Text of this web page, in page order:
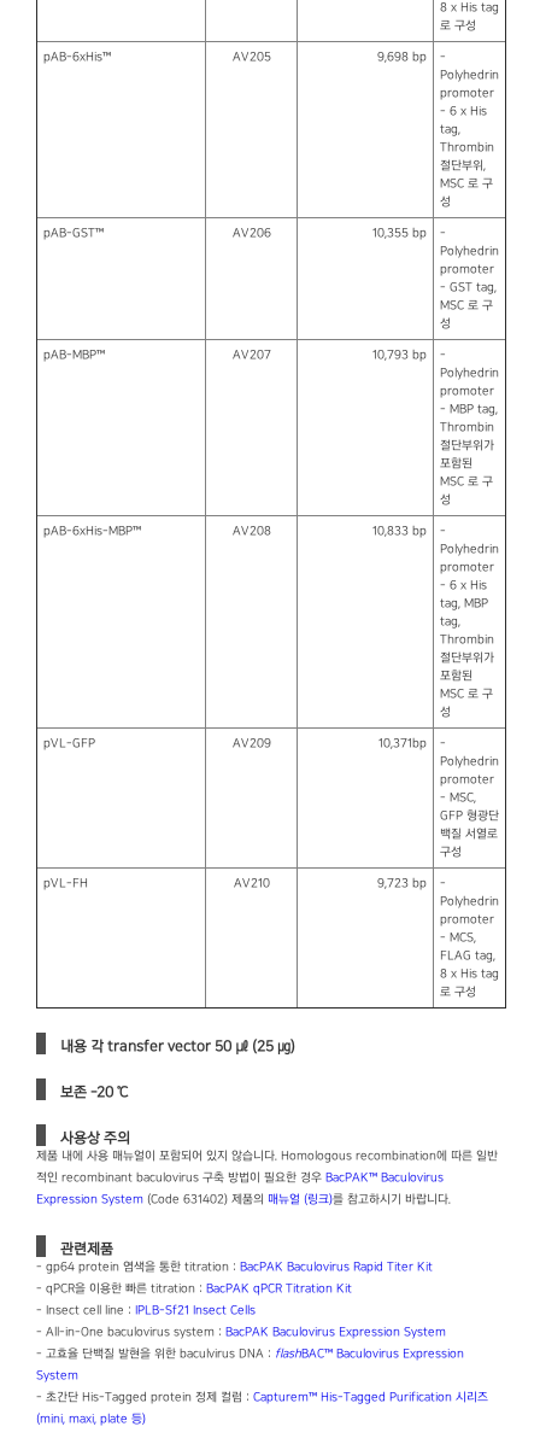
8 x His tag
로 구성
pAB-6xHis™ AV205 9,698 bp
-
Polyhedrin
promoter
- 6 x His
tag,
Thrombin
절단부위,
MSC 로 구
성
pAB-GST™ AV206 10,355 bp
-
Polyhedrin
promoter
- GST tag,
MSC 로 구
성
pAB-MBP™ AV207 10,793 bp
-
Polyhedrin
promoter
- MBP tag,
Thrombin
절단부위가
포함된
MSC 로 구
성
pAB-6xHis-MBP™ AV208 10,833 bp
-
Polyhedrin
promoter
- 6 x His
tag, MBP
tag,
Thrombin
절단부위가
포함된
MSC 로 구
성
pVL-GFP AV209 10,371bp
-
Polyhedrin
promoter
- MSC,
GFP 형광단
백질 서열로
구성
pVL-FH AV210 9,723 bp
-
Polyhedrin
promoter
- MCS,
FLAG tag,
8 x His tag
로 구성
내용 각 transfer vector 50 ㎕ (25 ㎍)
보존 -20 ℃
사용상 주의
제품 내에 사용 매뉴얼이 포함되어 있지 않습니다. Homologous recombination에 따른 일반
적인 recombinant baculovirus 구축 방법이 필요한 경우 BacPAK™ Baculovirus
Expression System (Code 631402) 제품의 매뉴얼 (링크)를 참고하시기 바랍니다.
관련제품
- gp64 protein 염색을 통한 titration : BacPAK Baculovirus Rapid Titer Kit
- qPCR을 이용한 빠른 titration : BacPAK qPCR Titration Kit
- Insect cell line :
IPLB-Sf21 Insect Cells
- All-in-One baculovirus system : BacPAK Baculovirus Expression System
- 고효율 단백질 발현을 위한 baculvirus DNA : flashBAC™ Baculovirus Expression
System
- 초간단 His-Tagged protein 정제 컬럼 : Capturem™ His-Tagged Purification 시리즈
(mini, maxi, plate 등)